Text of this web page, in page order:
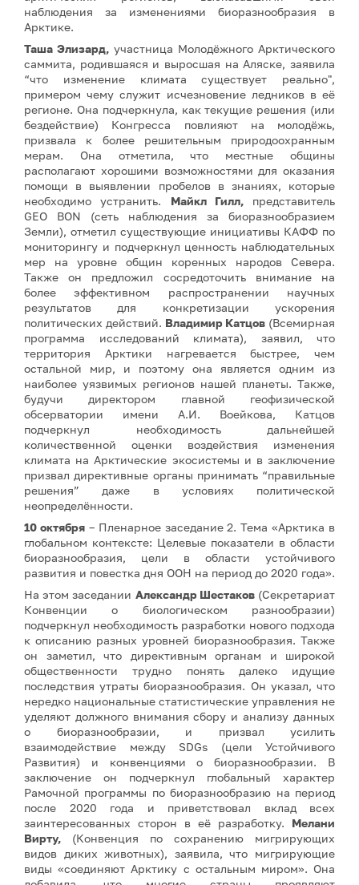
наблюдения за изменениями биоразнообразия в
Арктике.
Таша Элизард, участница Молодёжного Арктического
саммита, родившаяся и выросшая на Аляске, заявила
“что изменение климата существует реально",
примером чему служит исчезновение ледников в её
регионе. Она подчеркнула, как текущие решения (или
бездействие) Конгресса повлияют на молодёжь,
призвала к более решительным природоохранным
мерам. Она отметила, что местные общины
располагают хорошими возможностями для оказания
помощи в выявлении пробелов в знаниях, которые
необходимо устранить. Майкл Гилл,представитель
GEO BON (сеть наблюдения за биоразнообразием
Земли), отметил существующие инициативы КАФФ по
мониторингу и подчеркнул ценность наблюдательных
мер на уровне общин коренных народов Севера.
Также он предложил сосредоточить внимание на
более эффективном распространении научных
результатов для конкретизации ускорения
политических действий. Владимир Катцов (Всемирная
программа исследований климата), заявил, что
территория Арктики нагревается быстрее, чем
остальной мир, и поэтому она является одним из
наиболее уязвимых регионов нашей планеты. Также,
будучи директором главной геофизической
обсерватории имени А.И. Воейкова, Катцов
подчеркнул необходимость дальнейшей
количественной оценки воздействия изменения
климата на Арктические экосистемы и в заключение
призвал директивные органы принимать “правильные
решения” даже в условиях политической
неопределённости.
10 октября– Пленарное заседание 2. Тема «Арктика в
глобальном контексте: Целевые показатели в области
биоразнообразия, цели в области устойчивого
развития и повестка дня ООН на период до 2020 года».
На этом заседании Александр Шестаков(Секретариат
Конвенции о биологическом разнообразии)
подчеркнул необходимость разработки нового подхода
к описанию разных уровней биоразнообразия. Также
он заметил, что директивным органам и широкой
общественности трудно понять далеко идущие
последствия утраты биоразнообразия. Он указал, что
нередко национальные статистические управления не
уделяют должного внимания сбору и анализу данных
о биоразнообразии, и призвал усилить
взаимодействие между SDGs (цели Устойчивого
Развития) и конвенциями о биоразнообразии. В
заключение он подчеркнул глобальный характер
Рамочной программы по биоразнообразию на период
после 2020 года и приветствовал вклад всех
заинтересованных сторон в её разработку. Мелани
Вирту, (Конвенция по сохранению мигрирующих
видов диких животных), заявила, что мигрирующие
виды «соединяют Арктику с остальным миром». Она